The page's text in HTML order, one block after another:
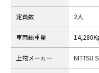
定員数 2人
⾞両総重量
上物メーカー NITTSU